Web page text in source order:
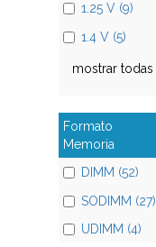
1.25 V (9)
1.4 V (5)
mostrar todas
Formato
Memoria
DIMM (52)
SODIMM (27)
UDIMM (4)